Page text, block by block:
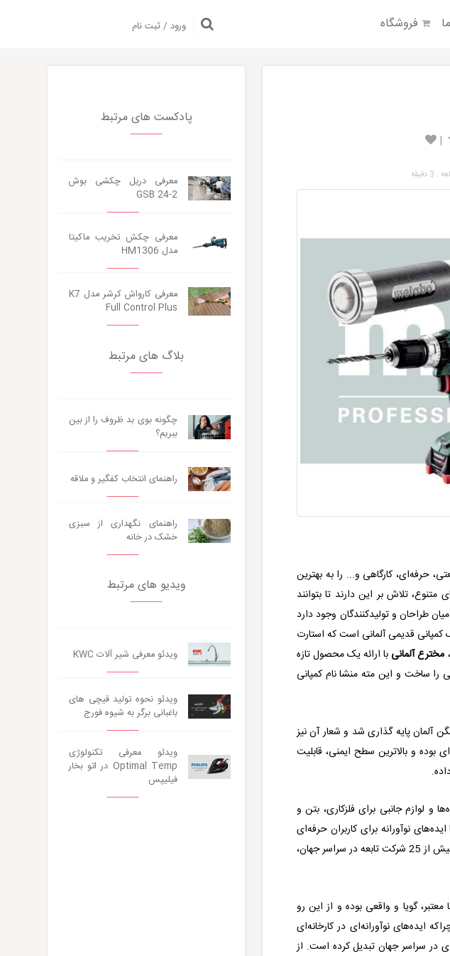
فروشگاه ورود / ثبت نام
|
حرفه‌ای، کارگاهی و... را به بهترین
متنوع، تلاش بر این دارند تا بتوانند
طراحان و تولیدکنندگان وجود دارد
کمپانی قدیمی آلمانی است که استارت
، مخترع آلمانی با ارائه یک محصول تازه
و این مته منشا نام کمپانی
آلمان پایه‌ گذاری شد و شعار آن نیز
بوده و بالاترین سطح ایمنی، قابلیت
لوازم جانبی برای فلزکاری، بتن و
نوآورانه برای کاربران حرفه‌ای
برد و امروزه با بیش از 25 شرکت تابعه در سراسر جهان،
گویا و واقعی بوده و از این رو
ایده‌های نوآورانه‌ای در کارخانه‌ای
در سراسر جهان تبدیل کرده است. از
پادکست های مرتبط
معرفی دریل چکشی بوش
GSB 24-2
معرفی چکش تخریب ماکیتا
مدل HM1306
معرفی کارواش کرشر مدل K7
Full Control Plus
بلاگ های مرتبط
چگونه بوی بد ظروف را از بین
ببریم؟
راهنمای انتخاب کفگیر و ملاقه
راهنمای نگهداری از سبزی
خشک در خانه
ویدیو های مرتبط
ویدئو معرفی شیر آلات KWC
ویدئو نحوه تولید قیچی های
باغبانی برگر به شیوه فورج
ویدئو معرفی تکنولوژی
Optimal Temp در اتو بخار
فیلیپس